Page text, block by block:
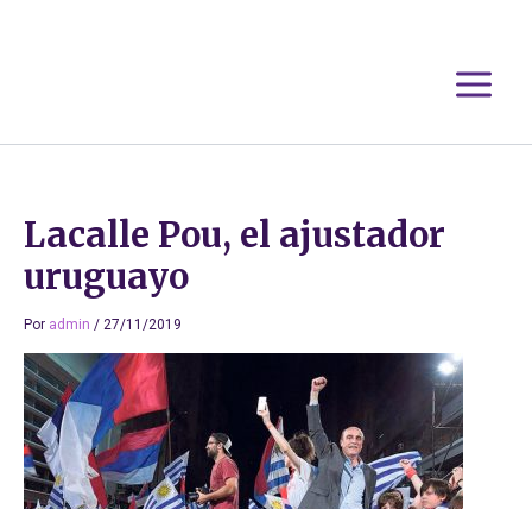
Lacalle Pou, el ajustador
uruguayo
Por admin / 27/11/2019